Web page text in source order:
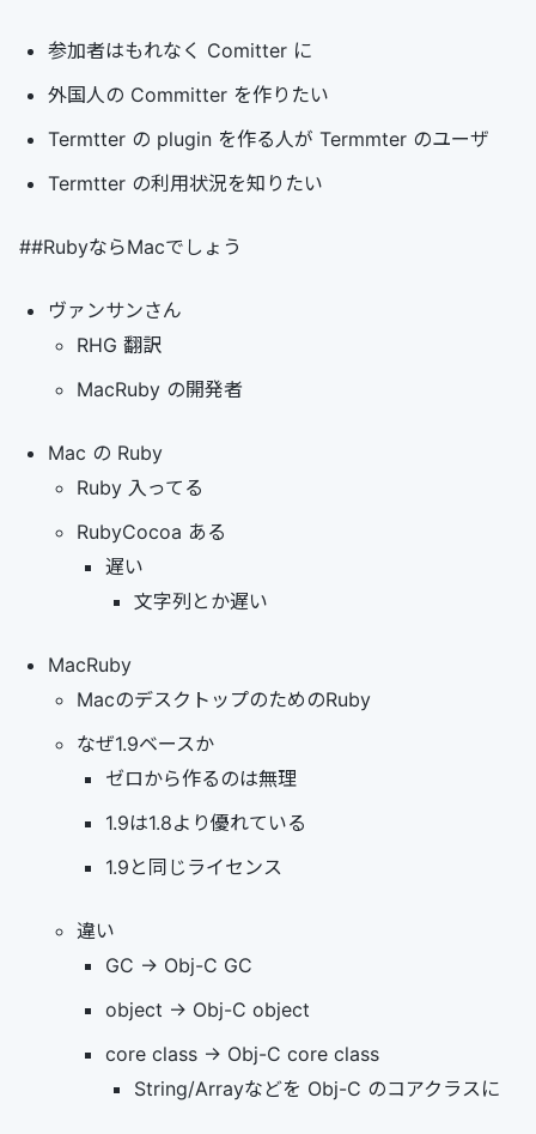
参加者はもれなく Comitter に
外国人の Committer を作りたい
Termtter の plugin を作る人が Termmter のユーザ
Termtter の利用状況を知りたい
##RubyならMacでしょう
ヴァンサンさん
RHG 翻訳
MacRuby の開発者
Mac の Ruby
Ruby 入ってる
RubyCocoa ある
遅い
文字列とか遅い
MacRuby
MacのデスクトップのためのRuby
なぜ1.9ベースか
ゼロから作るのは無理
1.9は1.8より優れている
1.9と同じライセンス
違い
GC -> Obj-C GC
object -> Obj-C object
core class -> Obj-C core class
String/Arrayなどを Obj-C のコアクラスに